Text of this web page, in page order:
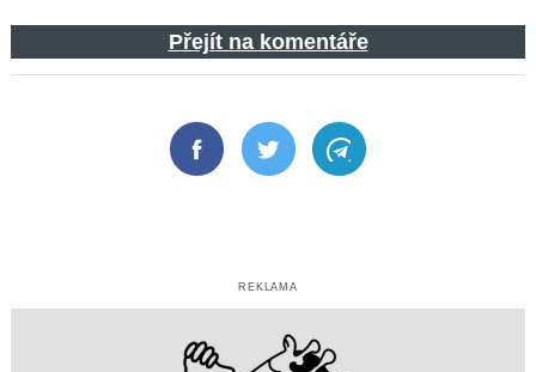
Přejít na komentáře
FacebookTwitter Telegram
REKLAMA